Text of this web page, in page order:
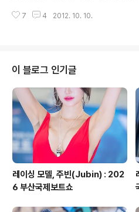
hout permission. Copyright 2012.
씨가 의느님이군요... 어머니는 나를 낳으시
다.
7 4 2012. 10. 10.
이 블로그 인기글
레이싱 모델, 주빈(Jubin) : 202
6 부산국제보트쇼